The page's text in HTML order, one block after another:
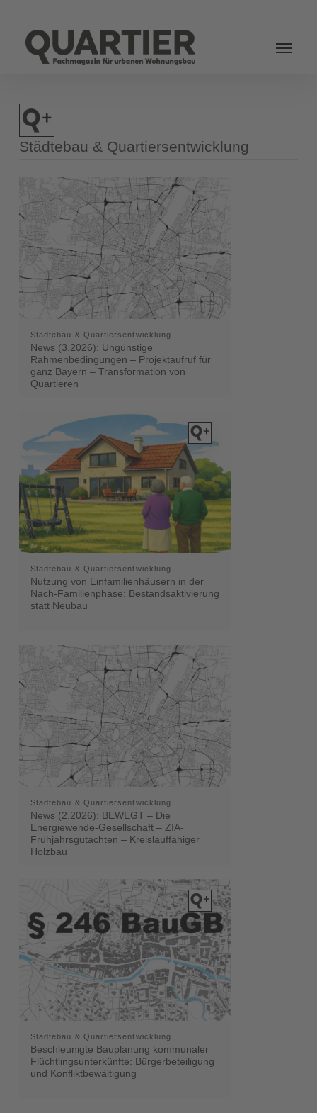
Städtebau & Quartiersentwicklung
Städtebau & Quartiersentwicklung
News (3.2026): Ungünstige
Rahmenbedingungen – Projektaufruf für
ganz Bayern – Transformation von
Quartieren
Städtebau & Quartiersentwicklung
Nutzung von Einfamilienhäusern in der
Nach-Familienphase: Bestandsaktivierung
statt Neubau
Städtebau & Quartiersentwicklung
News (2.2026): BEWEGT – Die
Energiewende-Gesellschaft – ZIA-
Frühjahrsgutachten – Kreislauffähiger
Holzbau
Städtebau & Quartiersentwicklung
Beschleunigte Bauplanung kommunaler
Flüchtlingsunterkünfte: Bürgerbeteiligung
und Konfliktbewältigung